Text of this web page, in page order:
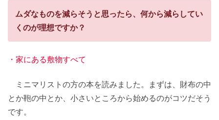
ムダなものを減らそうと思ったら、何から減らしてい
くのが理想ですか？
・家にある敷物すべて
ミニマリストの方の本を読みました。まずは、財布の中
とか鞄の中とか、小さいところから始めるのがコツだそう
です。